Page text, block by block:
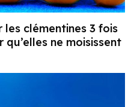
les clémentines 3 fois
ne moisissent